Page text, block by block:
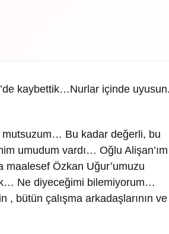
kaybettik…Nurlar içinde
Bu kadar değerli, bu
umudum vardı… Oğlu Alişan’ım
Özkan Uğur’umuzu
Ne diyeceğimi bilemiyorum…
bütün çalışma arkadaşlarının ve